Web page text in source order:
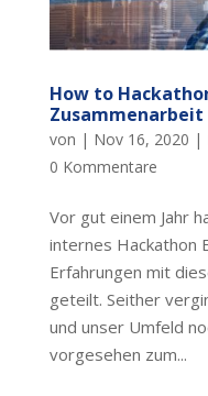
How to
Zusammenarbeit
von | Nov 16, 2020 |
0 Kommentare
Vor gut einem Jahr
internes Hackathon
Erfahrungen mit
geteilt. Seither
und unser Umfeld
vorgesehen zum...